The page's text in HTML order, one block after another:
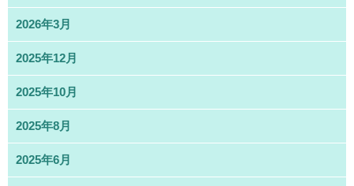
2026年3月
2025年12月
2025年10月
2025年8月
2025年6月